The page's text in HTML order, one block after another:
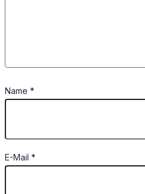
Name *
E-Mail *